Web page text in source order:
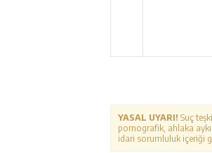
YASAL UYARI! Suç
pornografik, ahlaka
idari sorumluluk içeriği